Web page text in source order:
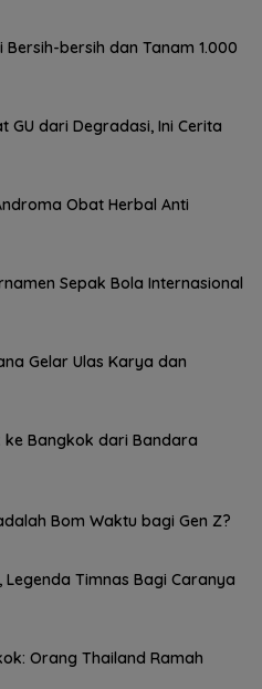
Bersih-bersih dan Tanam 1.000
GU dari Degradasi, Ini Cerita
Obat Herbal Anti
Sepak Bola Internasional
Gelar Ulas Karya dan
ke Bangkok dari Bandara
Bom Waktu bagi Gen Z?
Timnas Bagi Caranya
Orang Thailand Ramah